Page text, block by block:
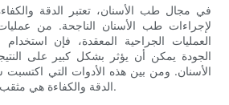
في مجال طب الأسنان، تعتبر الدقة
لإجراءات طب الأسنان الناجحة. من
العمليات الجراحية المعقدة، فإن استخدام
الجودة يمكن أن يؤثر بشكل كبير على
الأسنان. ومن بين هذه الأدوات التي اكتسبت
الدقة والكفاءة هي مثقب الأسنان الحجري الأخضر.